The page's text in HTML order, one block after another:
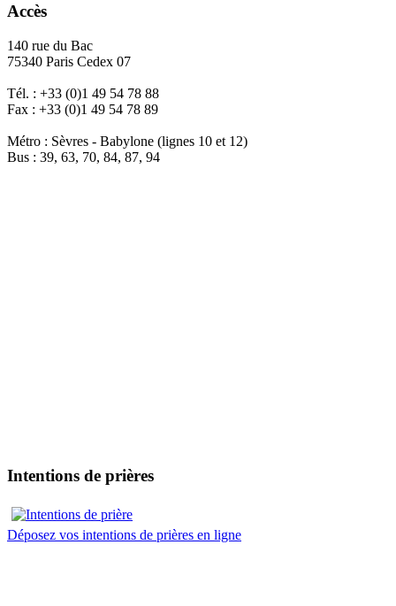
Accès
140 rue du Bac
75340 Paris Cedex 07
Tél. : +33 (0)1 49 54 78 88
Fax : +33 (0)1 49 54 78 89
Métro : Sèvres - Babylone (lignes 10 et 12)
Bus : 39, 63, 70, 84, 87, 94
Intentions de prières
Déposez vos intentions de prières en ligne